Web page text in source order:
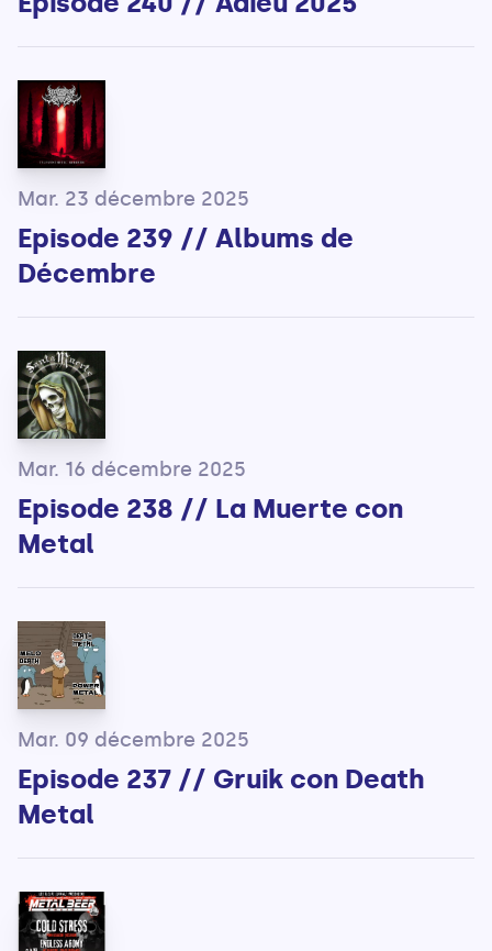
Mar. 23 décembre 2025
Episode 239 // Albums de
Décembre
Mar. 16 décembre 2025
Episode 238 // La Muerte con
Metal
Mar. 09 décembre 2025
Episode 237 // Gruik con Death
Metal